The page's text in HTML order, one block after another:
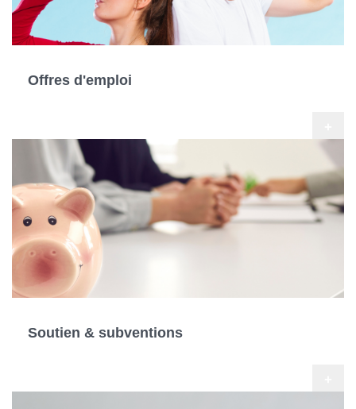
Offres d'emploi
Soutien & subventions